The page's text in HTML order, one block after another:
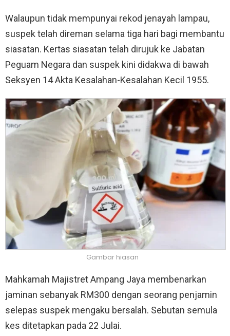
Walaupun tidak mempunyai rekod jenayah lampau,
suspek telah direman selama tiga hari bagi membantu
siasatan. Kertas siasatan telah dirujuk ke Jabatan
Peguam Negara dan suspek kini didakwa di bawah
Seksyen 14 Akta Kesalahan-Kesalahan Kecil 1955.
Gambar hiasan
Mahkamah Majistret Ampang Jaya membenarkan
jaminan sebanyak RM300 dengan seorang penjamin
selepas suspek mengaku bersalah. Sebutan semula
kes ditetapkan pada 22 Julai.